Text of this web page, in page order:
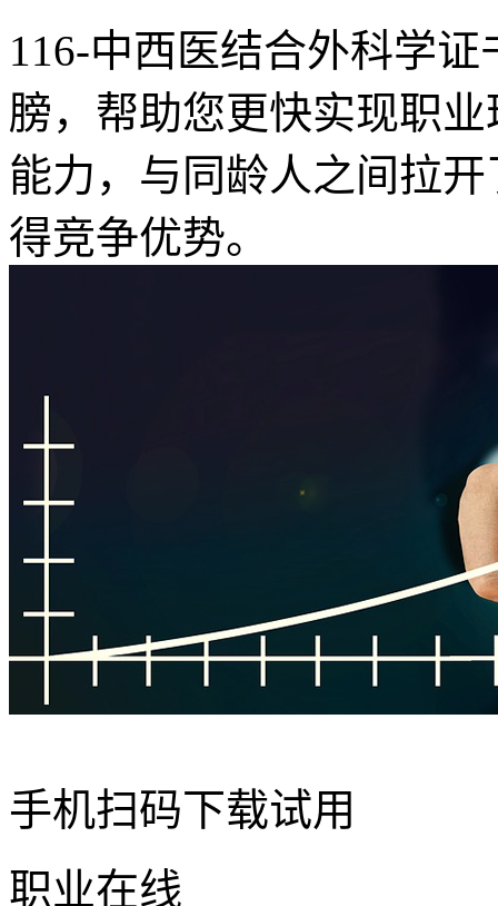
116-中西医结合外科学
膀，帮助您更快实现职
能力，与同龄人之间拉
得竞争优势。
手机扫码下载试用
职业在线